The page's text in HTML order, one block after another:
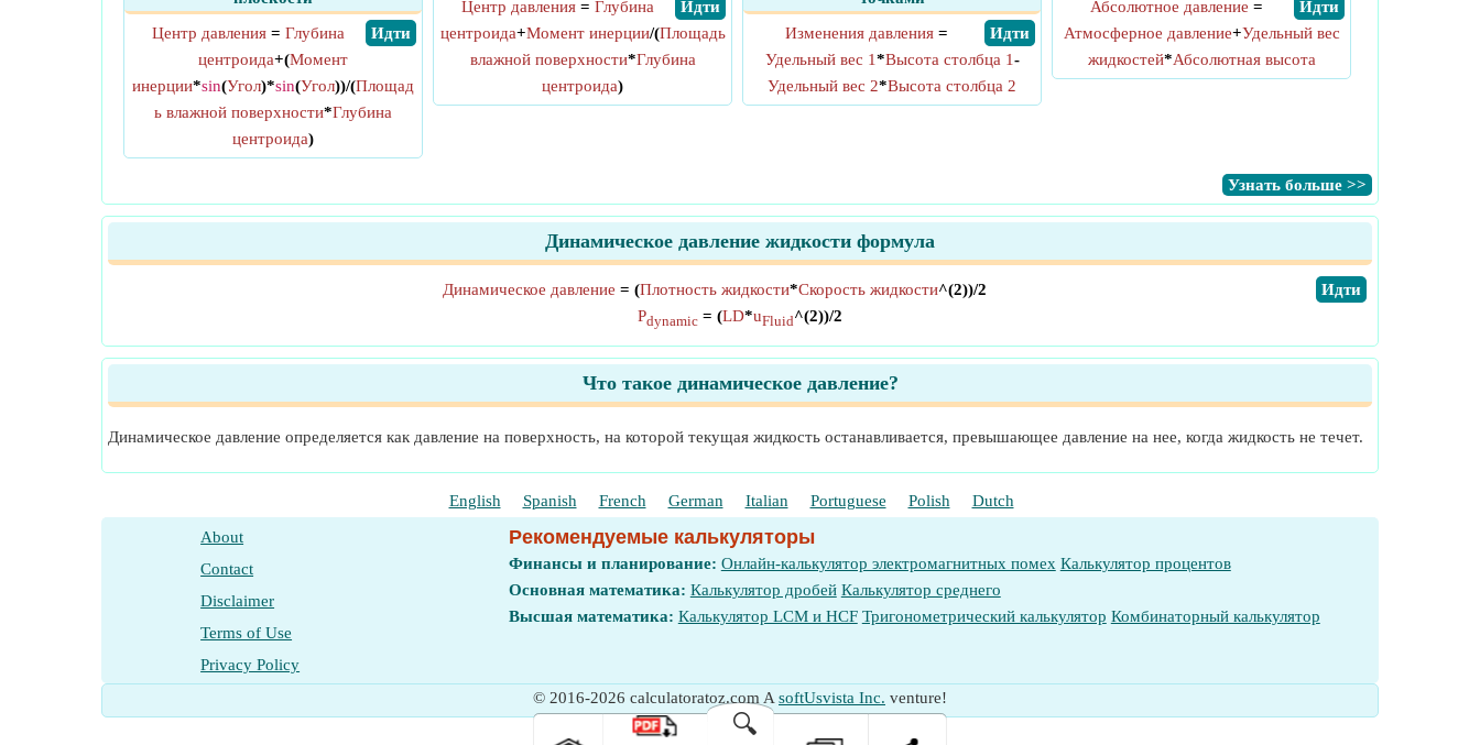
​ Идти
Центр давления= Глубина
центроида+(Момент
инерции*sin(Угол)*sin(Угол))/(Площад
ь влажной поверхности*Глубина
центроида)
​ Идти
Центр давления= Глубина
центроида+Момент инерции/(Площадь
влажной поверхности*Глубина
центроида)
​ Идти
Изменения давления =
Удельный вес 1*Высота столбца 1-
Удельный вес 2*Высота столбца 2
​ Идти
Абсолютное давление =
Атмосферное давление+Удельный вес
жидкостей*Абсолютная высота
​Узнать больше >>
Динамическое давление жидкости формула
​Идти
Динамическое давление = (Плотность жидкости*Скорость жидкости^(2))/2
Pdynamic = (LD*uFluid^(2))/2
Что такое динамическое давление?
Динамическое давление определяется как давление на поверхность, на которой текущая жидкость останавливается, превышающее давление на нее, когда жидкость не течет.
English Spanish French German Italian Portuguese Polish Dutch
About
Contact
Disclaimer
Terms of Use
Privacy Policy
Рекомендуемые калькуляторы
Финансы и планирование: Онлайн-калькулятор электромагнитных помех Калькулятор процентов
Основная математика: Калькулятор дробей Калькулятор среднего
Высшая математика: Калькулятор LCM и HCF Тригонометрический калькулятор Комбинаторный калькулятор
© 2016-2026 calculatoratoz.com A softUsvista Inc. venture!
🔍